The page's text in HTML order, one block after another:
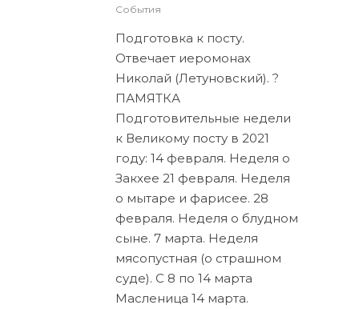
События
Подготовка к посту.
Отвечает иеромонах
Николай (Летуновский). ?
ПАМЯТКА
Подготовительные недели
к Великому посту в 2021
году: 14 февраля. Неделя о
Закхее 21 февраля. Неделя
о мытаре и фарисее. 28
февраля. Неделя о блудном
сыне. 7 марта. Неделя
мясопустная (о страшном
суде). С 8 по 14 марта
Масленица 14 марта.